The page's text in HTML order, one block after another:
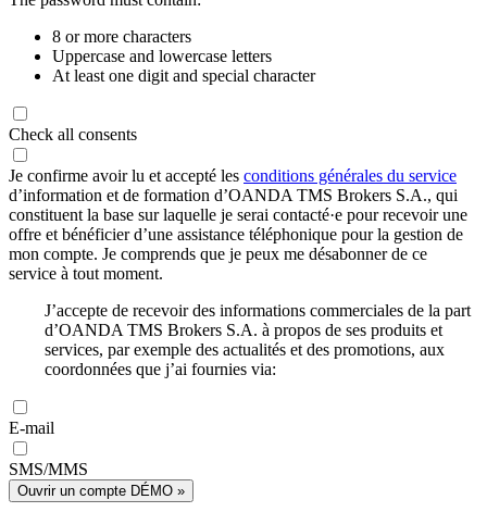
8 or more characters
Uppercase and lowercase letters
At least one digit and special character
Check all consents
Je confirme avoir lu et accepté les conditions générales du service
d’information et de formation d’OANDA TMS Brokers S.A., qui
constituent la base sur laquelle je serai contacté·e pour recevoir une
offre et bénéficier d’une assistance téléphonique pour la gestion de
mon compte. Je comprends que je peux me désabonner de ce
service à tout moment.
J’accepte de recevoir des informations commerciales de la part
d’OANDA TMS Brokers S.A. à propos de ses produits et
services, par exemple des actualités et des promotions, aux
coordonnées que j’ai fournies via:
E-mail
SMS/MMS
Ouvrir un compte DÉMO »